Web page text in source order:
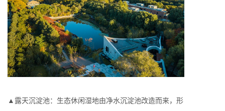
▲露天沉淀池：生态休闲湿地由净水沉淀池改造而来，形